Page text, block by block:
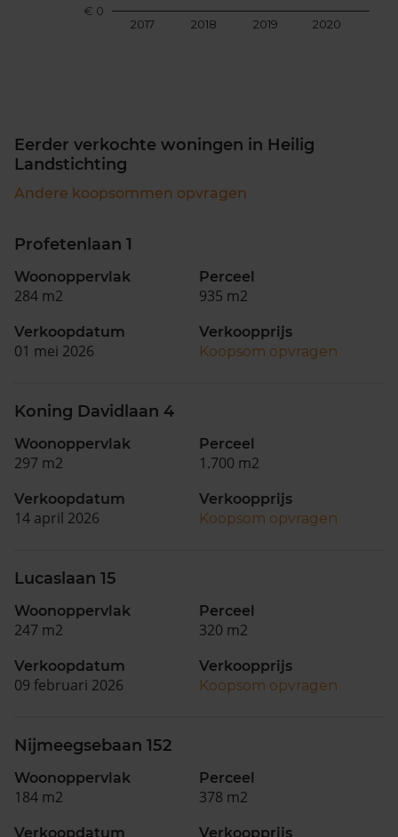
2017 2018 2019 2020
€ 0
Eerder verkochte woningen in Heilig
Landstichting
Andere koopsommen opvragen
Profetenlaan 1
Woonoppervlak
284 m2
Perceel
935 m2
Verkoopdatum
01 mei 2026
Verkoopprijs
Koopsom opvragen
Koning Davidlaan 4
Woonoppervlak
297 m2
Perceel
1.700 m2
Verkoopdatum
14 april 2026
Verkoopprijs
Koopsom opvragen
Lucaslaan 15
Woonoppervlak
247 m2
Perceel
320 m2
Verkoopdatum
09 februari 2026
Verkoopprijs
Koopsom opvragen
Nijmeegsebaan 152
Woonoppervlak
184 m2
Perceel
378 m2
Verkoopdatum Verkoopprijs